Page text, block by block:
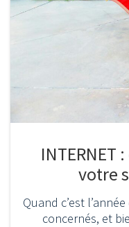
votre
Quand c’est
concernés, et